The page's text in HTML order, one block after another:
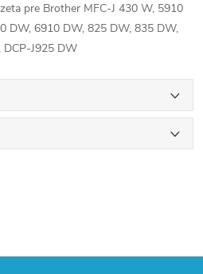
pre Brother MFC-J 430 W, 5910
DW, 6910 DW, 825 DW, 835 DW,
DCP-J925 DW